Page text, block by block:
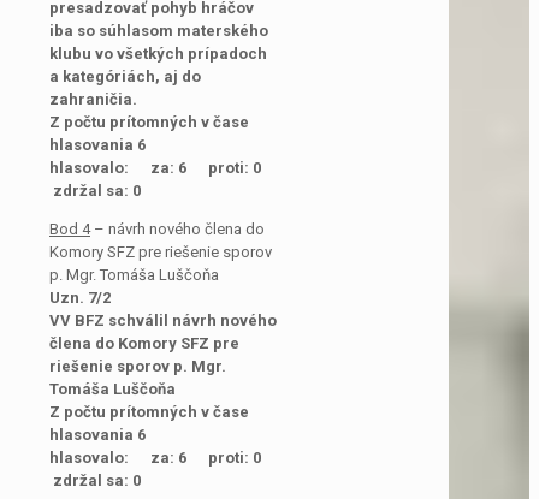
presadzovať pohyb hráčov
iba so súhlasom materského
klubu vo všetkých prípadoch
a kategóriách, aj do
zahraničia.
Z počtu prítomných v čase
hlasovania 6
hlasovalo: za: 6 proti: 0
zdržal sa: 0
Bod 4– návrh nového člena do
Komory SFZ pre riešenie sporov
p. Mgr. Tomáša Luščoňa
Uzn. 7/2
VV BFZ schválil návrh nového
člena do Komory SFZ pre
riešenie sporov p. Mgr.
Tomáša Luščoňa
Z počtu prítomných v čase
hlasovania 6
hlasovalo: za: 6 proti: 0
zdržal sa: 0